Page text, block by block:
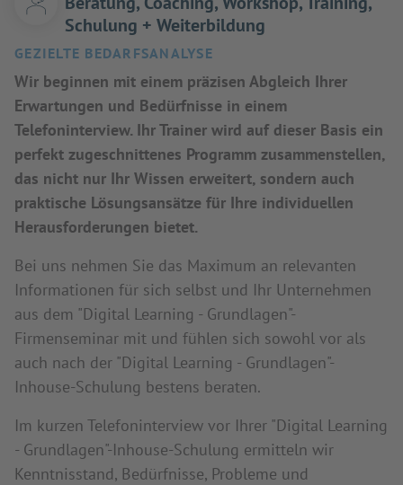
Schulung + Weiterbildung
GEZIELTE BEDARFSANALYSE
Wir beginnen mit einem präzisen Abgleich Ihrer
Erwartungen und Bedürfnisse in einem
Telefoninterview. Ihr Trainer wird auf dieser Basis ein
perfekt zugeschnittenes Programm zusammenstellen,
das nicht nur Ihr Wissen erweitert, sondern auch
praktische Lösungsansätze für Ihre individuellen
Herausforderungen bietet.
Bei uns nehmen Sie das Maximum an relevanten
Informationen für sich selbst und Ihr Unternehmen
aus dem "Digital Learning - Grundlagen"-
Firmenseminar mit und fühlen sich sowohl vor als
auch nach der "Digital Learning - Grundlagen"-
Inhouse-Schulung bestens beraten.
Im kurzen Telefoninterview vor Ihrer "Digital Learning
- Grundlagen"-Inhouse-Schulung ermitteln wir
Kenntnisstand, Bedürfnisse, Probleme und